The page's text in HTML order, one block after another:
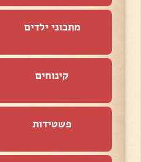
מתכוני ילדים
קינוחים
פשטידות